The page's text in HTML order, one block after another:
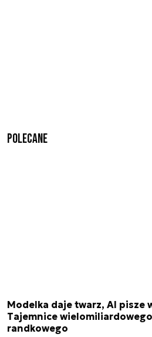
Polecane
Modelka daje twarz, AI pisze
Tajemnice
randkowego